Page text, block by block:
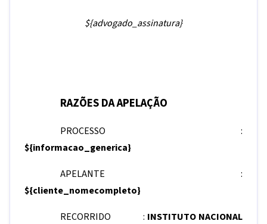
${advogado_assinatura}
RAZÕES DA APELAÇÃO
PROCESSO :
${informacao_generica}
APELANTE :
${cliente_nomecompleto}
RECORRIDO : INSTITUTO NACIONAL